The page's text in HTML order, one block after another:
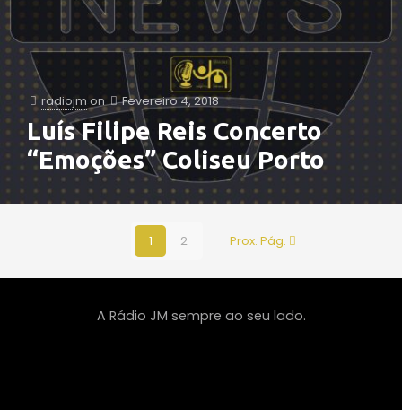
radiojm on Fevereiro 4, 2018
Luís Filipe Reis Concerto
“Emoções” Coliseu Porto
1 2 Prox. Pág.
A Rádio JM sempre ao seu lado.